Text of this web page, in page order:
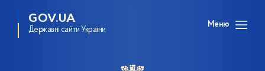
GOV.UA
Державні сайти України
Меню